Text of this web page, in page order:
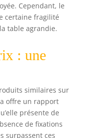
Cependant, le
certaine fragilité
table agrandie.
: une
similaires sur
offre un rapport
présente de
de fixations
surpassent ces